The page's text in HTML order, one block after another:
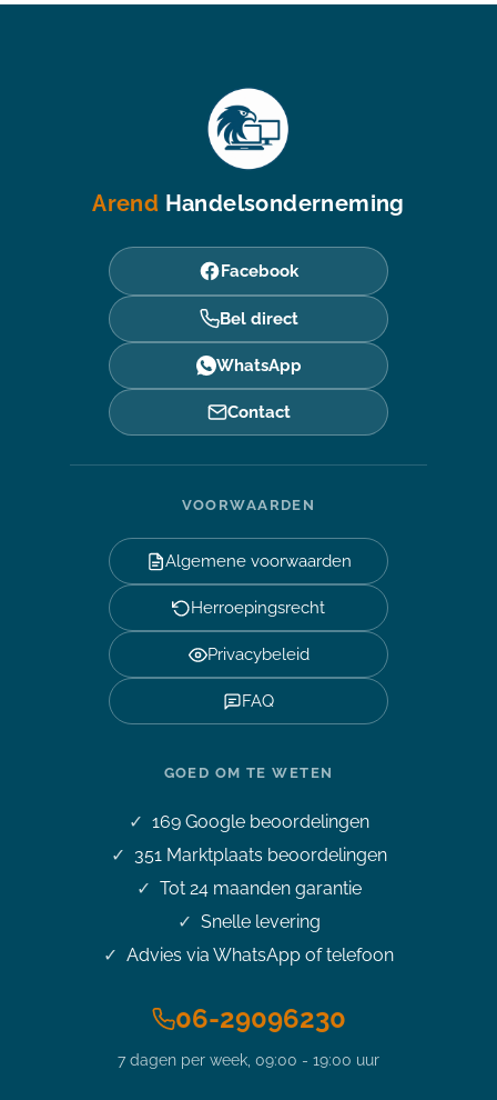
Arend Handelsonderneming
Facebook
Bel direct
WhatsApp
Contact
VOORWAARDEN
Algemene voorwaarden
Herroepingsrecht
Privacybeleid
FAQ
GOED OM TE WETEN
169Google beoordelingen
351Marktplaats beoordelingen
Tot 24 maanden garantie
Snelle levering
Advies via WhatsApp of telefoon
06-29096230
7 dagen per week, 09:00 - 19:00 uur